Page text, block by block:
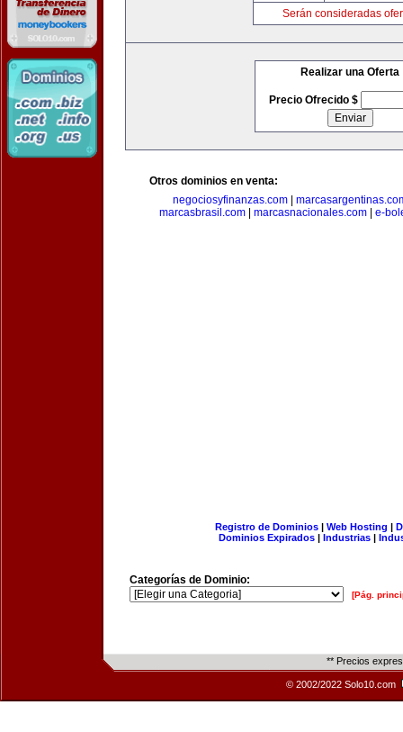
Serán consideradas
Realizar una Oferta
Precio Ofrecido $
Otros dominios en venta:
negociosyfinanzas.com
marcasbrasil.com| marcasnacionales.com| e-
Registro de Dominios| Web Hosting |
Dominios Expirados | Industrias |
Categorías de Dominio:
[Pág.
** Precios
© 2002/2022 Solo10.com